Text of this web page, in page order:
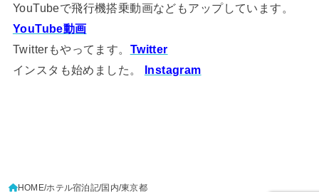
YouTubeで飛行機搭乗動画などもアップしています。
YouTube動画
Twitterもやってます。 Twitter
インスタも始めました。 Instagram
HOME ホテル宿泊記 国内 東京都